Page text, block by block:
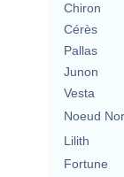
Chiron
Cérès
Pallas
Junon
Vesta
Noeud
Lilith
Fortune